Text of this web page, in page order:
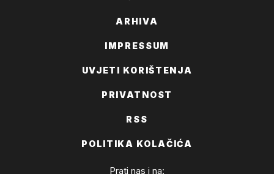
ARHIVA
IMPRESSUM
UVJETI KORIŠTENJA
PRIVATNOST
RSS
POLITIKA KOLAČIĆA
Prati nas i na: